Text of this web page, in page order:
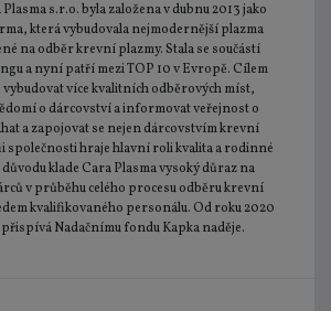
s.r.o. byla založena v dubnu 2013 jako
která vybudovala nejmodernější plazma
na odběr krevní plazmy. Stala se součástí
a nyní patří mezi TOP 10 v Evropě. Cílem
vybudovat více kvalitních odběrových míst,
o dárcovství a informovat veřejnost o
a zapojovat se nejen dárcovstvím krevní
společnosti hraje hlavní roli kvalita a rodinné
klade Cara Plasma vysoký důraz na
v průběhu celého procesu odběru krevní
kvalifikovaného personálu. Od roku 2020
přispívá Nadačnímu fondu Kapka naděje.